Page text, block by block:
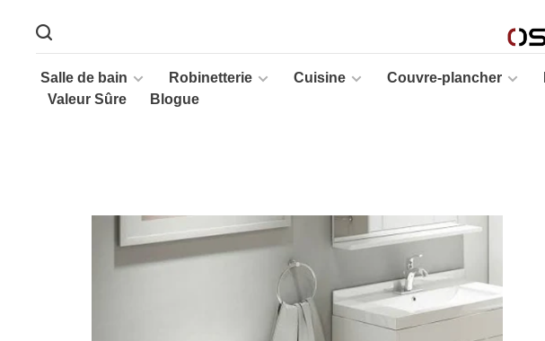
Salle de bain Robinetterie Cuisine Couvre-plancher
Valeur Sûre
Blogue